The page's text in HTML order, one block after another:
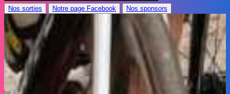
Nos sorties Notre page Facebook Nos sponsors